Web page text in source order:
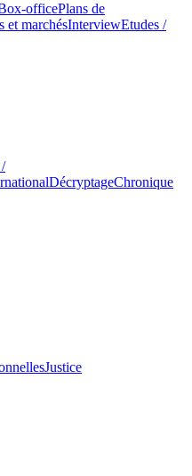
officePlans de
et marchésInterviewEtudes /
DécryptageChronique
Justice